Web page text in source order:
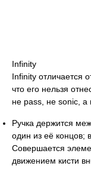
Infinity
Infinity отличается
что его нельзя
не pass, не sonic,
Ручка держится
один из её концов;
Совершается
движением кисти